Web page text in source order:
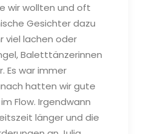
wir wollten und oft
Gesichter dazu
viel lachen oder
Baletttänzerinnen
Es war immer
hatten wir gute
Flow. Irgendwann
länger und die